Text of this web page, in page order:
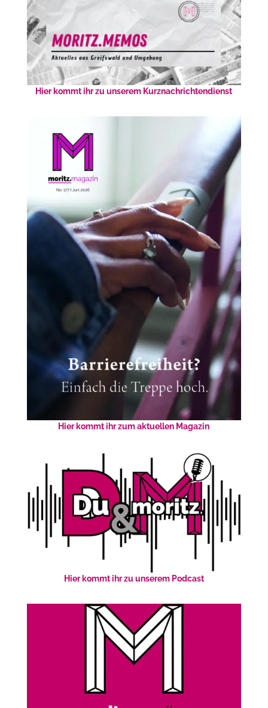
Hier kommt ihr zu unserem Kurznachrichtendienst
Hier kommt ihr zum aktuellen Magazin
Hier kommt ihr zu unserem Podcast